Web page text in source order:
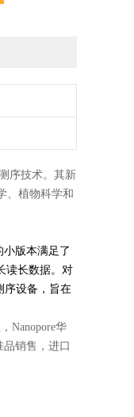
序技术。其新
、植物科学和
版本满足了
读长数据。对
序设备，旨在
Nanopore华
品销售，进口